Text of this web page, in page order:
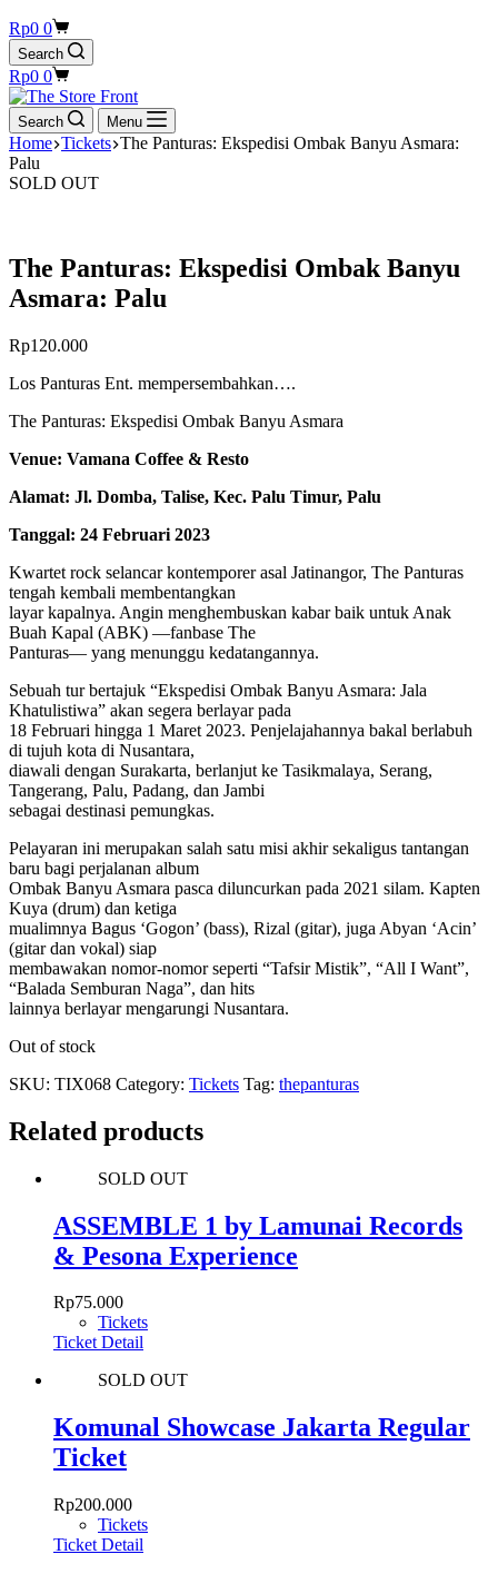
Shopping
cart
Rp0 0
Search
Shopping
cart
Rp0 0
Search Menu
Home Tickets The Panturas: Ekspedisi Ombak Banyu Asmara:
Palu
SOLD OUT
The Panturas: Ekspedisi Ombak Banyu
Asmara: Palu
Rp120.000
Los Panturas Ent. mempersembahkan….
The Panturas: Ekspedisi Ombak Banyu Asmara
Venue: Vamana Coffee & Resto
Alamat: Jl. Domba, Talise, Kec. Palu Timur, Palu
Tanggal: 24 Februari 2023
Kwartet rock selancar kontemporer asal Jatinangor, The Panturas
tengah kembali membentangkan
layar kapalnya. Angin menghembuskan kabar baik untuk Anak
Buah Kapal (ABK) —fanbase The
Panturas— yang menunggu kedatangannya.
Sebuah tur bertajuk “Ekspedisi Ombak Banyu Asmara: Jala
Khatulistiwa” akan segera berlayar pada
18 Februari hingga 1 Maret 2023. Penjelajahannya bakal berlabuh
di tujuh kota di Nusantara,
diawali dengan Surakarta, berlanjut ke Tasikmalaya, Serang,
Tangerang, Palu, Padang, dan Jambi
sebagai destinasi pemungkas.
Pelayaran ini merupakan salah satu misi akhir sekaligus tantangan
baru bagi perjalanan album
Ombak Banyu Asmara pasca diluncurkan pada 2021 silam. Kapten
Kuya (drum) dan ketiga
mualimnya Bagus ‘Gogon’ (bass), Rizal (gitar), juga Abyan ‘Acin’
(gitar dan vokal) siap
membawakan nomor-nomor seperti “Tafsir Mistik”, “All I Want”,
“Balada Semburan Naga”, dan hits
lainnya berlayar mengarungi Nusantara.
Out of stock
SKU: TIX068 Category: Tickets Tag: thepanturas
Related products
SOLD OUT
ASSEMBLE 1 by Lamunai Records
& Pesona Experience
Rp75.000
Tickets
Ticket Detail
SOLD OUT
Komunal Showcase Jakarta Regular
Ticket
Rp200.000
Tickets
Ticket Detail